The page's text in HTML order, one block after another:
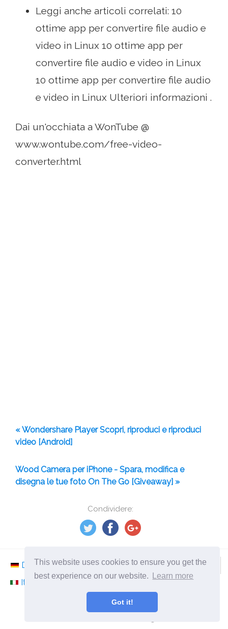
This website uses cookies to ensure you get the
best experience on our website.
Learn more
Got it!
Condividere:
Leggi anche articoli correlati: 10
ottime app per convertire file audio e
video in Linux 10 ottime app per
convertire file audio e video in Linux
10 ottime app per convertire file audio
e video in Linux Ulteriori informazioni .
Dai un'occhiata a WonTube @
www.wontube.com/free-video-
converter.html
« Wondershare Player Scopri, riproduci e riproduci
video [Android]
Wood Camera per iPhone - Spara, modifica e
disegna le tue foto On The Go [Giveaway] »
Deutsch Nederlands Svenska
Norsk
Italiano
Español Românesc
it.ephesossoftware.com